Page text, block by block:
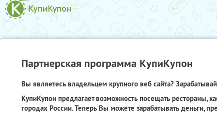
Партнерская программа КупиКупон
Вы являетесь владельцем крупного веб сайта?
КупиКупон предлагает возможность посещать рестораны,
городах России. Теперь Вы можете зарабатывать деньги,